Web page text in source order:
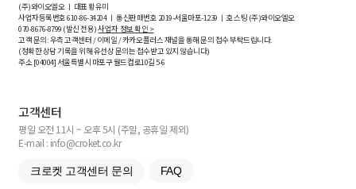
(주)와이오엘오 ㅣ 대표 황유미
사업자등록번호610-86-34204ㅣ 통신판매번호 2019-서울마포-1239 ㅣ 호스팅 (주)와이오엘오
070-8676-8799 (발신 전용)사업자 정보 확인 >
고객 문의: 우측 고객센터 / 이메일 / 카카오플러스 채널을 통해 문의 접수 부탁드립니다.
(정확한 상담 기록을 위해 유선상 문의는 접수받고 있지 않습니다)
주소 [04004] 서울특별시 마포구 월드컵로10길5-6
고객센터
평일 오전 11시 ~ 오후 5시 (주말, 공휴일 제외)
E-mail : info@croket.co.kr
크로켓 고객센터 문의 FAQ